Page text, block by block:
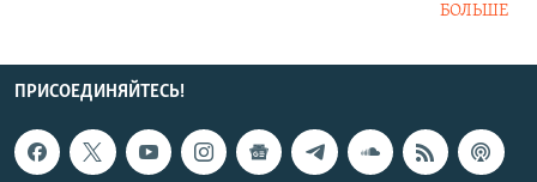
БОЛЬШЕ
ПРИСОЕДИНЯЙТЕСЬ!